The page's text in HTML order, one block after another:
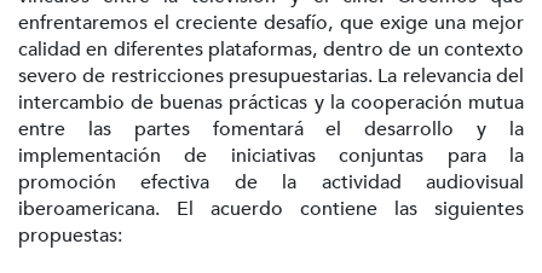
enfrentaremos el creciente desafío, que exige una mejor
calidad en diferentes plataformas, dentro de un contexto
severo de restricciones presupuestarias. La relevancia del
intercambio de buenas prácticas y la cooperación mutua
entre las partes fomentará el desarrollo y la
implementación de iniciativas conjuntas para la
promoción efectiva de la actividad audiovisual
iberoamericana. El acuerdo contiene las siguientes
propuestas: